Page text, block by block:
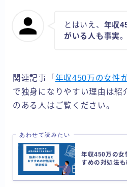
とはいえ、 年収
がいる人も事実。
関連記事「 年収450万の女性
で独身になりやすい理由は紹
のある人はご覧ください。
あわせて読みたい
年収450万の女
すめの対処法も